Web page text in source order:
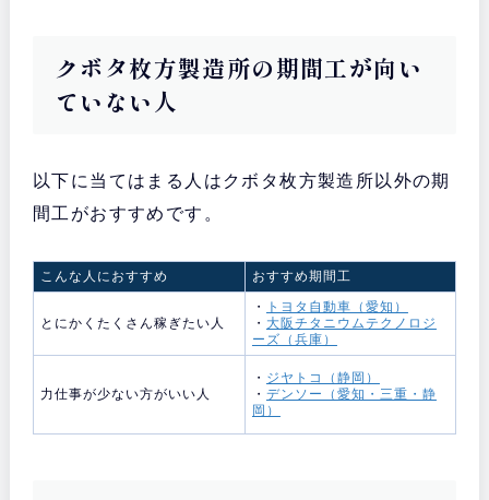
クボタ枚方製造所の期間工が向い
ていない人
以下に当てはまる人はクボタ枚方製造所以外の期
間工がおすすめです。
こんな人におすすめ おすすめ期間工
とにかくたくさん稼ぎたい人
・
トヨタ自動車（愛知）
・ 大阪チタニウムテクノロジ
ーズ（兵庫）
力仕事が少ない方がいい人
・ ジヤトコ（静岡）
・ デンソー（愛知・三重・静
岡）